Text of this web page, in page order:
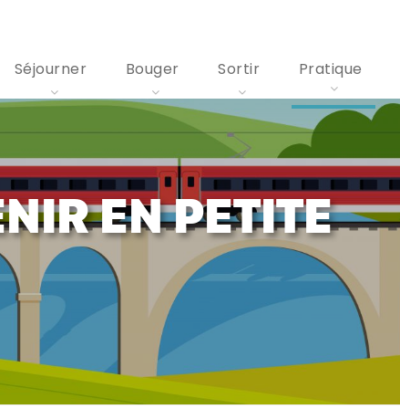
Séjourner Bouger Sortir Pratique
EN PETITE